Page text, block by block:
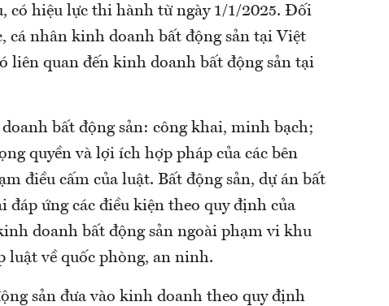
có hiệu lực thi hành từ ngày 1/1/2025. Đối
cá nhân kinh doanh bất động sản tại Việt
liên quan đến kinh doanh bất động sản tại
bất động sản: công khai, minh bạch;
quyền và lợi ích hợp pháp của các bên
điều cấm của luật. Bất động sản, dự án bất
đáp ứng các điều kiện theo quy định của
doanh bất động sản ngoài phạm vi khu
luật về quốc phòng, an ninh.
sản đưa vào kinh doanh theo quy định